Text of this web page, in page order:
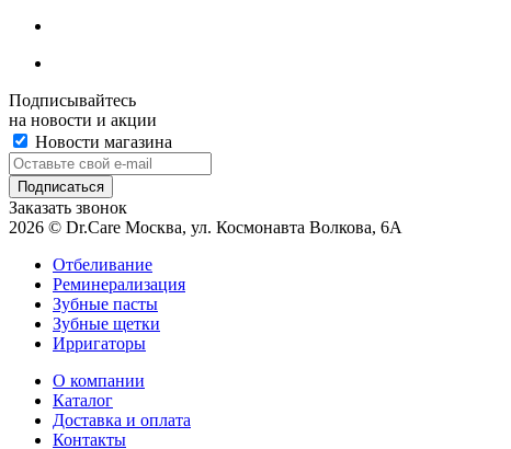
Подписывайтесь
на новости и акции
Новости магазина
Заказать звонок
2026 © Dr.Care Москва, ул. Космонавта Волкова, 6А
Отбеливание
Реминерализация
Зубные пасты
Зубные щетки
Ирригаторы
О компании
Каталог
Доставка и оплата
Контакты